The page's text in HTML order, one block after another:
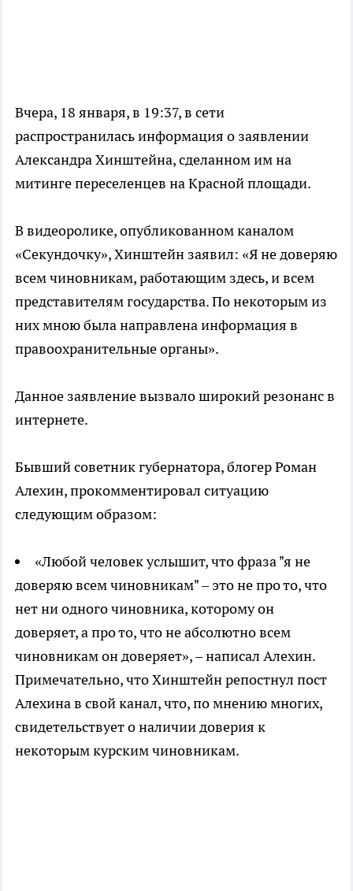
Вчера, 18 января, в 19:37, в сети
распространилась информация о заявлении
Александра Хинштейна, сделанном им на
митинге переселенцев на Красной площади.
В видеоролике, опубликованном каналом
«Секундочку», Хинштейн заявил: «Я не доверяю
всем чиновникам, работающим здесь, и всем
представителям государства. По некоторым из
них мною была направлена информация в
правоохранительные органы».
Данное заявление вызвало широкий резонанс в
интернете.
Бывший советник губернатора, блогер Роман
Алехин, прокомментировал ситуацию
следующим образом:
«Любой человек услышит, что фраза "я не
доверяю всем чиновникам" – это не про то, что
нет ни одного чиновника, которому он
доверяет, а про то, что не абсолютно всем
чиновникам он доверяет», – написал Алехин.
Примечательно, что Хинштейн репостнул пост
Алехина в свой канал, что, по мнению многих,
свидетельствует о наличии доверия к
некоторым курским чиновникам.